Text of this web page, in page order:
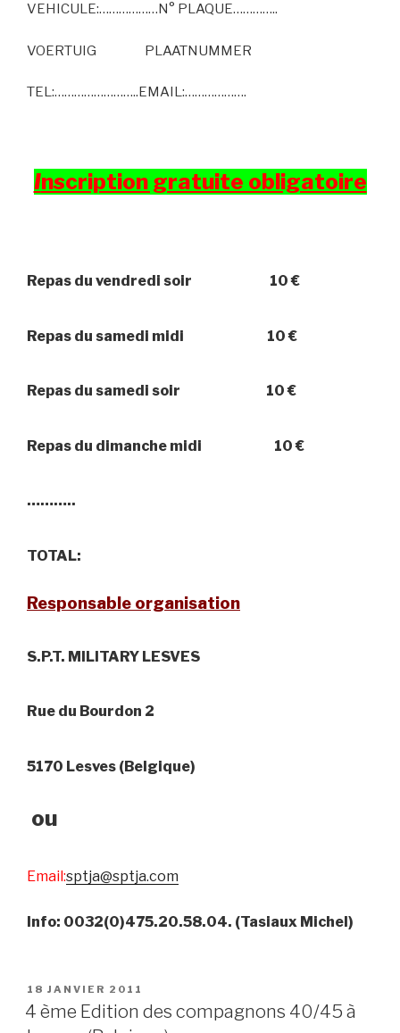
VEHICULE:………………N° PLAQUE…………..
VOERTUIG PLAATNUMMER
TEL:……………………..EMAIL:……………….
Inscription gratuite obligatoire
Repas du vendredi soir 10 €
Repas du samedi midi 10 €
Repas du samedi soir 10 €
Repas du dimanche midi 10 €
………..
TOTAL:
Responsable organisation
S.P.T. MILITARY LESVES
Rue du Bourdon 2
5170 Lesves (Belgique)
ou
Email:sptja@sptja.com
Info: 0032(0)475.20.58.04. (Tasiaux Michel)
POSTED
ON
18 JANVIER 2011
4 ème Edition des compagnons 40/45 à